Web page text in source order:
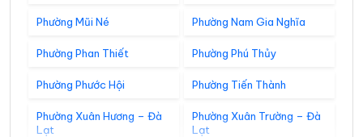
Phường Mũi Né Phường Nam Gia Nghĩa
Phường Phan Thiết Phường Phú Thủy
Phường Phước Hội Phường Tiến Thành
Phường Xuân Hương – Đà
Lạt
Phường Xuân Trường – Đà
Lạt